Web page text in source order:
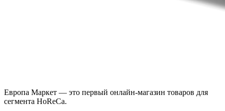
Европа Маркет — это первый онлайн-магазин товаров для
сегмента HoReCa.